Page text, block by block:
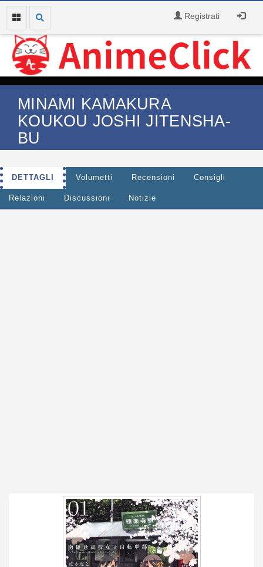
Registrati
MINAMI KAMAKURA
KOUKOU JOSHI JITENSHA-
BU
DETTAGLI Volumetti Recensioni Consigli
Relazioni Discussioni Notizie